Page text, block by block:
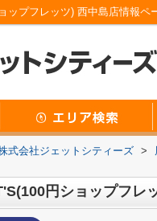
式会社ジェットシティーズ >
円ショップフレ